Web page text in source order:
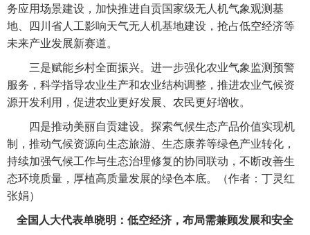
务应用场景建设，加快推进自贡国家级无人机气象观测基
地、四川省人工影响天气无人机基地建设，抢占低空经济等
未来产业发展新赛道。
三是赋能乡村全面振兴。进一步强化农业气象监测预警
服务，科学指导农业生产和农业结构调整，推进农业气候资
源开发利用，促进农业更好发展、农民更好增收。
四是推动美丽自贡建设。探索气候生态产品价值实现机
制，推动气候资源向生态旅游、生态康养等绿色产业转化，
持续加强气候工作与生态治理修复的协同联动，不断改善生
态环境质量，厚植高质量发展的绿色本底。（作者：丁灵红
张娟）
全国人大代表单晓明：低空经济，布局需兼顾发展和安全